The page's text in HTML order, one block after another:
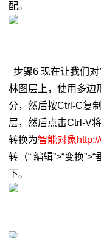
配。
步骤6 现在让我们
林图层上，使用多边
分，然后按Ctrl-C复
层，然后点击Ctrl-V
转换为智能对象
转（“ 编辑”>“变换
下。